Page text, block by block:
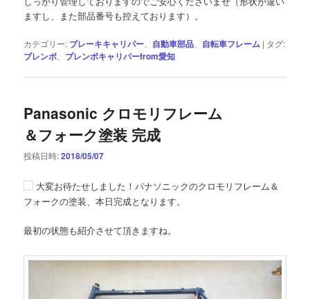
ますし、また部品番号も控えております）。
カテゴリー: ブレーキキャリパー 自動車部品 自転車フレーム | タグ:
ブレンボ ブレンボキャリパーfrom愛知
Panasonic クロモリフレーム
＆フォーク塗装 完成
投稿日時:2018/05/07
大変お待たせしました！パナソニックのクロモリフレーム＆
フォークの塗装、本日完成となります。
最初の状態も紹介させて頂きますね。